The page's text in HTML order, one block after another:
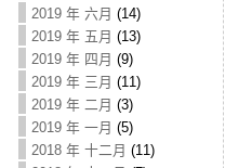
2019 年 六月 (14)
2019 年 五月 (13)
2019 年 四月 (9)
2019 年 三月 (11)
2019 年 二月 (3)
2019 年 一月 (5)
2018 年 十二月 (11)